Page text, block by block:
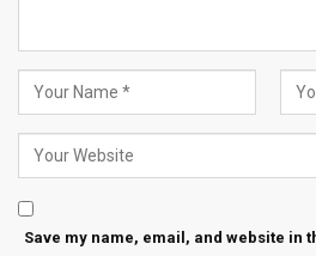
Save my name, email, and website in